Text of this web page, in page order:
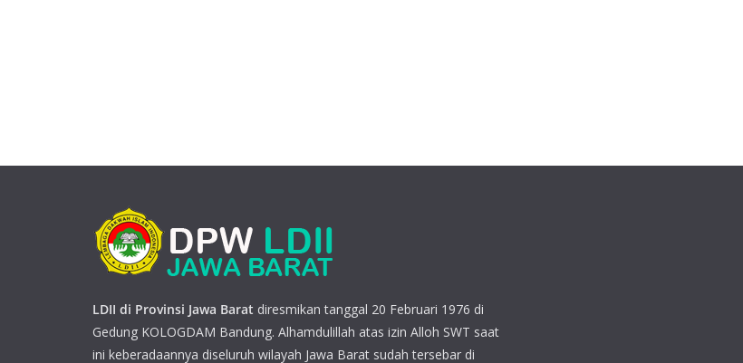
LDII di Provinsi Jawa Barat diresmikan tanggal 20 Februari 1976 di
Gedung KOLOGDAM Bandung. Alhamdulillah atas izin Alloh SWT saat
ini keberadaannya diseluruh wilayah Jawa Barat sudah tersebar di